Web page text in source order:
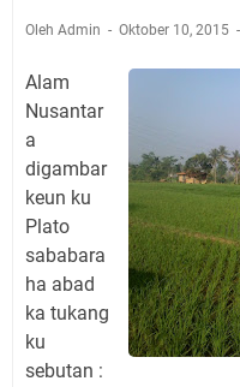
Oleh Admin Oktober 10, 2015
Alam
Nusantar
a
digambar
keun ku
Plato
sababara
ha abad
ka tukang
ku
sebutan :